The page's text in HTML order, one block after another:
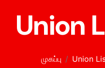
Union
முகப்பு Union